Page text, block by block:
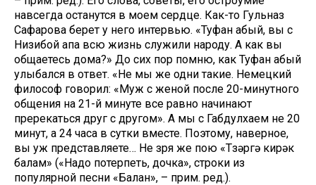
навсегда останутся в моем сердце. Как-то Гульназ
Сафарова берет у него интервью. «Туфан абый, вы с
Низибой апа всю жизнь служили народу. А как вы
общаетесь дома?» До сих пор помню, как Туфан абый
улыбался в ответ. «Не мы же одни такие. Немецкий
философ говорил: «Муж с женой после 20-минутного
общения на 21-й минуте все равно начинают
пререкаться друг с другом». А мы с Габдулхаем не 20
минут, а 24 часа в сутки вместе. Поэтому, наверное,
вы уж представляете… Не зря же пою «Түзәргә кирәк
балам» («Надо потерпеть, дочка», строки из
популярной песни «Балан», – прим. ред.).